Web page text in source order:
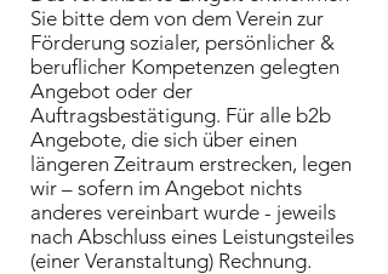
Sie bitte dem von dem Verein zur
Förderung sozialer, persönlicher &
beruflicher Kompetenzen gelegten
Angebot oder der
Auftragsbestätigung. Für alle b2b
Angebote, die sich über einen
längeren Zeitraum erstrecken, legen
wir – sofern im Angebot nichts
anderes vereinbart wurde - jeweils
nach Abschluss eines Leistungsteiles
(einer Veranstaltung) Rechnung.